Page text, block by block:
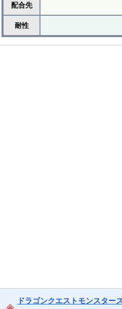
配合先
耐性
ドラゴンクエストモンスター